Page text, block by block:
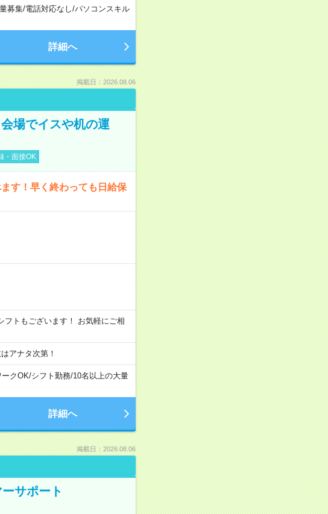
募集/電話対応なし/パソコンスキル
詳細へ
掲載日：2026.08.06
場でイスや机の運
・面接OK
す！早く終わっても日給保
トもございます！ お気軽にご相
アナタ次第！
クOK/シフト勤務/10名以上の大量
詳細へ
掲載日：2026.08.06
サポート